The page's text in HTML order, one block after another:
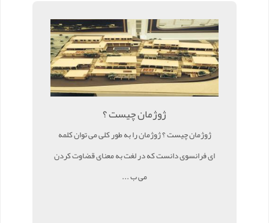
ژوژمان چیست ؟
ژوژمان چیست ؟ ژوژمان را به طور کلی می توان کلمه
ای فرانسوی دانست که در لغت به معنای قضاوت کردن
می ب ...